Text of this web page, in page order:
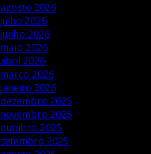
agosto 2026
julho 2026
junho 2026
maio 2026
abril 2026
março 2026
janeiro 2026
dezembro 2025
novembro 2025
outubro 2025
setembro 2025